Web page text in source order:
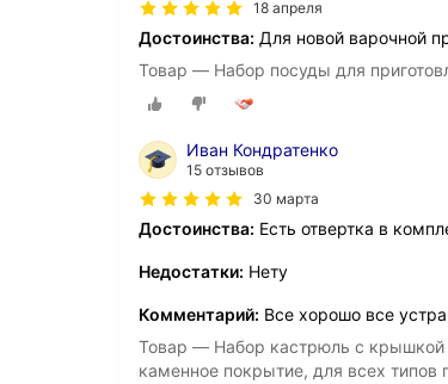
18 апреля
Достоинства: Для новой варочной
Товар — Набор посуды для
Иван Кондратенко
15 отзывов
30 марта
Достоинства: Есть отвертка в
Недостатки: Нету
Комментарий: Все хорошо все
Товар — Набор кастрюль с крышкой
каменное покрытие, для всех типов